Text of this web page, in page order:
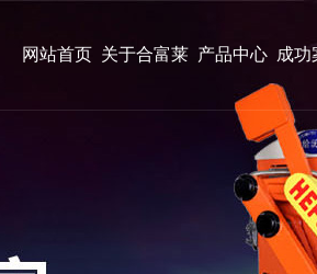
网站首页 关于合富莱 产品中心 成功